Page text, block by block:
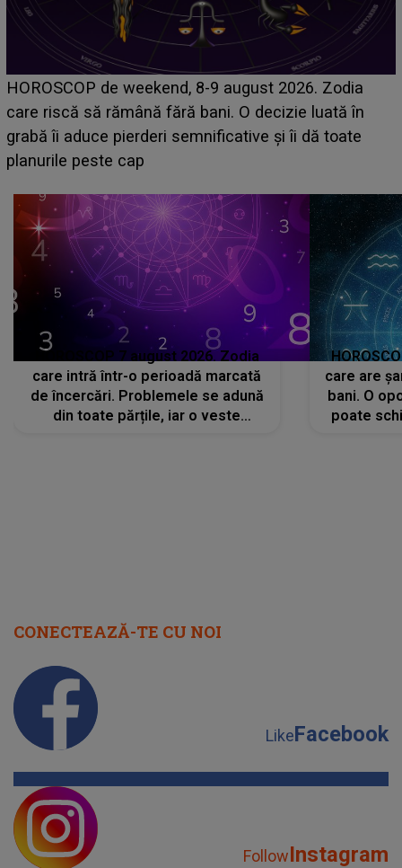
Emanuel a ținut ACEST DETALIU ASCUNS până
acum! În fața Alexandrei, concurentul din Casa Iubirii
face o MĂRTURISIRE NEAȘTEPTATĂ despre mama
sa: "I-am spus și ei în față, eu nu te iubesc pentru
HOROSCOP 7 august 2026. Zodia
care intră într-o perioadă marcată
de încercări. Problemele se adună
din toate părțile, iar o veste
care are
bani. O
poate
CONECTEAZĂ-TE CU NOI
LikeFacebook
FollowInstagram